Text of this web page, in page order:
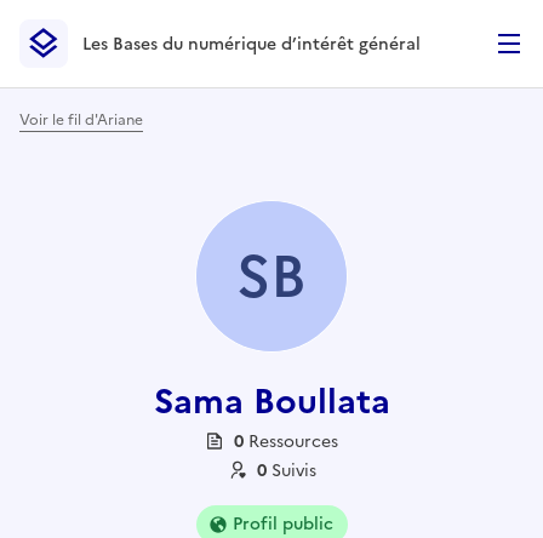
Les Bases du numérique d’intérêt général- Retour à la
Les Bases du numérique d’intérêt général
Voir le fil d'Ariane
SB
Sama Boullata
0 Ressources
0 Suivis
Profil public